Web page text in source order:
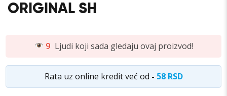
9 Ljudi koji sada gledaju ovaj proizvod!
Rata uz online kredit već od - 58 RSD
ORIGINAL SH